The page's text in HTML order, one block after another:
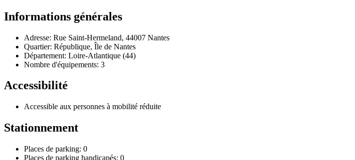
Informations générales
Adresse: Rue Saint-Hermeland, 44007 Nantes
Quartier: République, Île de Nantes
Département: Loire-Atlantique (44)
Nombre d'équipements: 3
Accessibilité
Accessible aux personnes à mobilité réduite
Stationnement
Places de parking: 0
Places de parking handicapés: 0